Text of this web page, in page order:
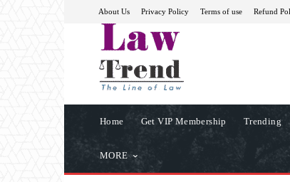
About Us Privacy Policy Terms of use Refund
Home Get VIP Membership Trending
MORE